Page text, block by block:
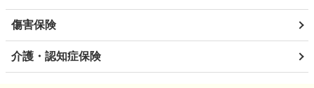
傷害保険
介護・認知症保険